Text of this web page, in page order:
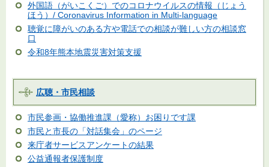
外国語（がいこくご）でのコロナウイルスの情報（じょう
ほう）/ Coronavirus Information in Multi-language
聴覚に障がいのある方や電話での相談が難しい方の相談窓
口
令和8年熊本地震災害対策支援
広聴・市民相談
市民参画・協働推進課（愛称）お困りです課
市民と市長の「対話集会」のページ
来庁者サービスアンケートの結果
公益通報者保護制度